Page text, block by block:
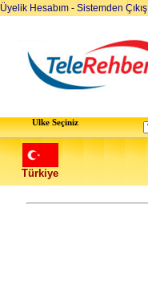
Üyelik Hesabım - Sistemden Çıkış
Ulke Seçiniz
Türkiye